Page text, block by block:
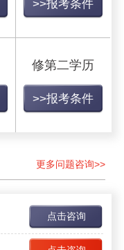
>>报考条件
修第二学历
>>报考条件
更多问题咨询>>
点击咨询